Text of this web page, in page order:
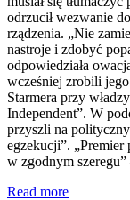
odrzucił wezwanie
rządzenia. „Nie
nastroje i zdobyć
odpowiedziała
wcześniej zrobili
Starmera przy
Independent”. W
przyszli na
egzekucji”. „Premier
w zgodnym
Read more